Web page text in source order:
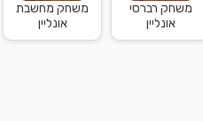
משחק רברסי
אונליין
משחק מחשבת
אונליין